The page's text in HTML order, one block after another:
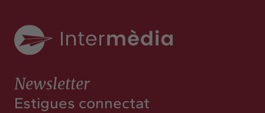
Newsletter
Estigues connectat